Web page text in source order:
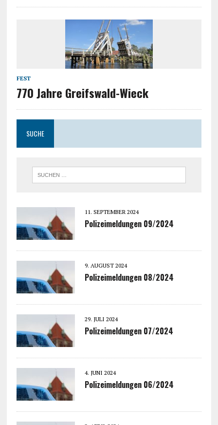
FEST
770 Jahre Greifswald-Wieck
SUCHE
11. SEPTEMBER 2024
Polizeimeldungen 09/2024
9. AUGUST 2024
Polizeimeldungen 08/2024
29. JULI 2024
Polizeimeldungen 07/2024
4. JUNI 2024
Polizeimeldungen 06/2024